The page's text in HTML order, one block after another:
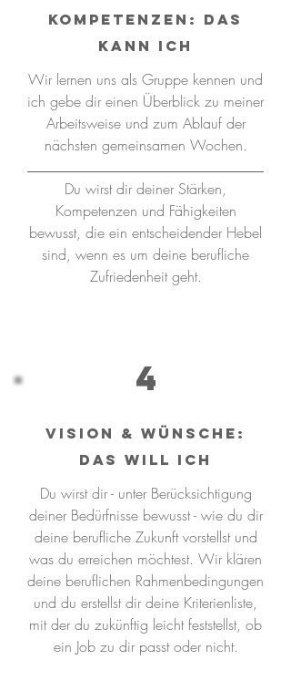
KOMPETENZEN: DAS
KANN ICH
Wir lernen uns als Gruppe kennen und
ich gebe dir einen Überblick zu meiner
Arbeitsweise und zum Ablauf der
nächsten gemeinsamen Wochen.
Du wirst dir deiner Stärken,
Kompetenzen und Fähigkeiten
bewusst, die ein entscheidender Hebel
sind, wenn es um deine berufliche
Zufriedenheit geht.
VISion & wünsche:
DAS WILL ICH
Du wirst dir - unter Berücksichtigung
deiner Bedürfnisse bewusst - wie du dir
deine berufliche Zukunft vorstellst und
was du erreichen möchtest. Wir klären
deine beruflichen Rahmenbedingungen
und du erstellst dir deine Kriterienliste,
mit der du zukünftig leicht feststellst, ob
ein Job zu dir passt oder nicht.
4